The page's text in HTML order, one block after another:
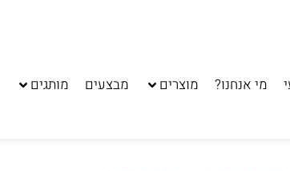
מי אנחנו? מוצרים מבצעים מותגים